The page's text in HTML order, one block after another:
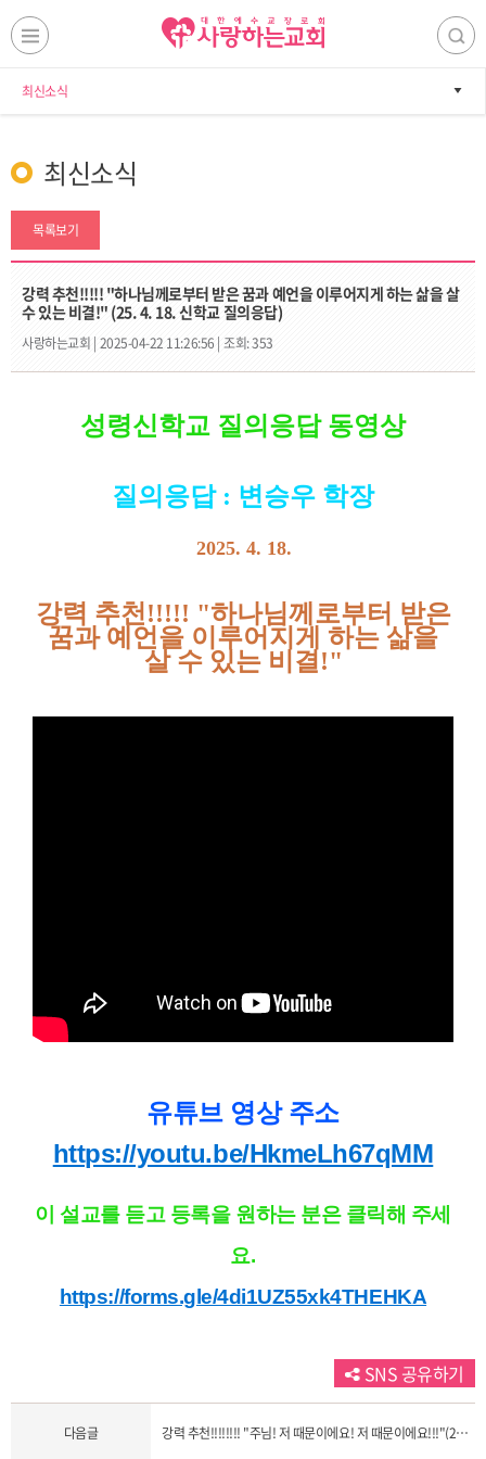
최신소식
최신소식
목록보기
강력 추천!!!!! "하나님께로부터 받은 꿈과 예언을 이루어지게 하는 삶을 살
수 있는 비결!" (25. 4. 18. 신학교 질의응답)
사랑하는교회 | 2025-04-22 11:26:56 | 조회: 353
성령신학교 질의응답 동영상
질의응답 : 변승우 학장
2025. 4. 18.
강력 추천!!!!! "하나님께로부터 받은
꿈과 예언을 이루어지게 하는 삶을
살 수 있는 비결!"
유튜브 영상 주소
https://youtu.be/HkmeLh67qMM
이 설교를 듣고 등록을 원하는 분은 클릭해 주세
요.
https://forms.gle/4di1UZ55xk4THEHKA
SNS 공유하기
다음글 강력 추천!!!!!!!! "주님! 저 때문이에요! 저 때문이에요!!!"(25. 4. 19. 사사모 2부 김옥경 목사)